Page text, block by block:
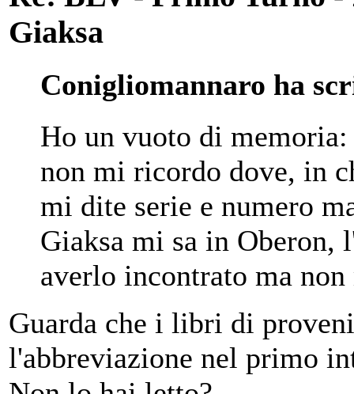
Giaksa
Conigliomannaro ha
Ho un vuoto di
non mi ricordo dove, in
mi dite serie e numero
Giaksa mi sa in Oberon,
averlo incontrato ma
Guarda che i libri di
l'abbreviazione nel primo